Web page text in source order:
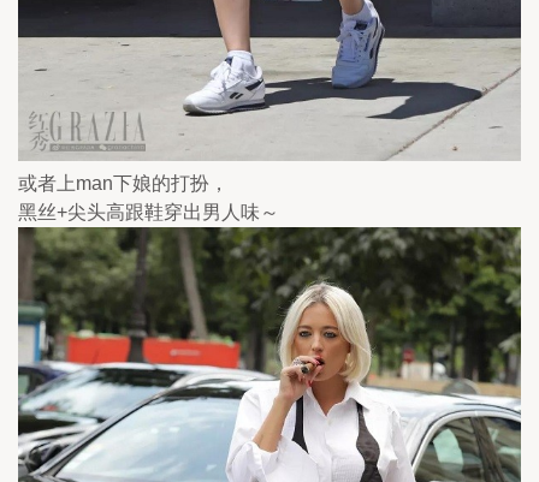
或者上man下娘的打扮，
黑丝+尖头高跟鞋穿出男人味～